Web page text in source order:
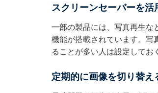
スクリーンセーバーを活
一部の製品には、写真再生な
機能が搭載されています。写
ることが多い人は設定してお
定期的に画像を切り替え